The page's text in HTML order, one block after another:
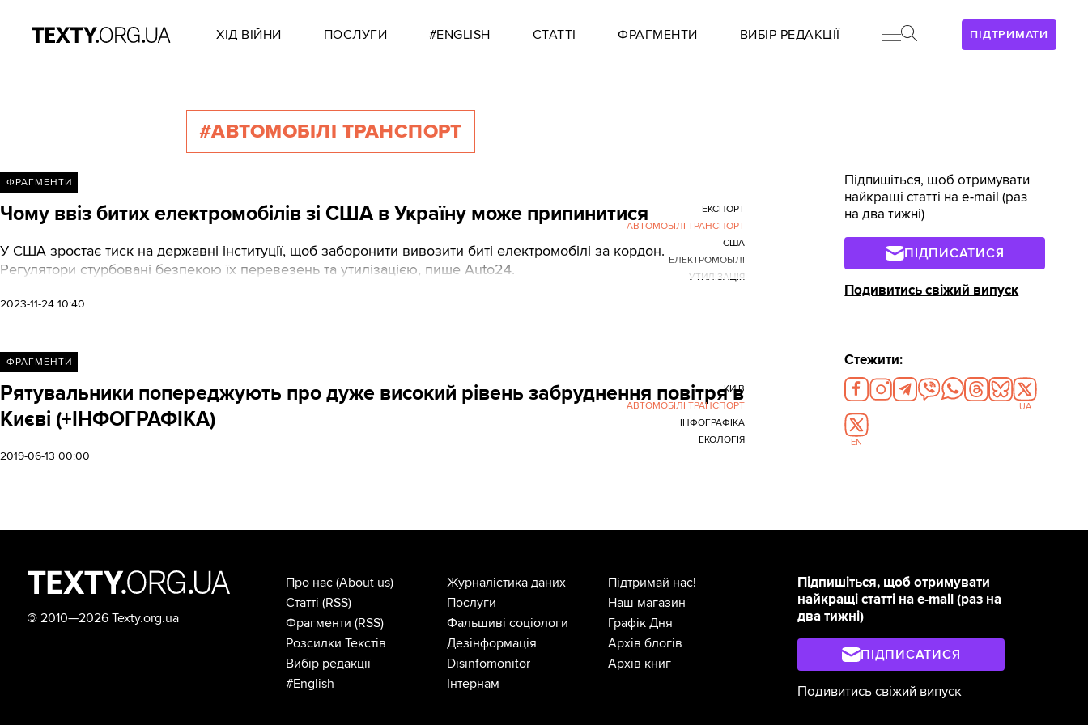
ПІДТРИМАТИ
ХІД ВІЙНИ ПОСЛУГИ #ENGLISH СТАТТІ ФРАГМЕНТИ ВИБІР РЕДАКЦІЇ
#АВТОМОБІЛІ ТРАНСПОРТ
ФРАГМЕНТИ
Чому ввіз битих електромобілів зі США в Україну може припинитися
У США зростає тиск на державні інституції, щоб заборонити вивозити биті електромобілі за кордон.
Регулятори стурбовані безпекою їх перевезень та утилізацією, пише Auto24.
2023-11-24 10:40
ЕКСПОРТ
АВТОМОБІЛІ ТРАНСПОРТ
США
ЕЛЕКТРОМОБІЛІ
УТИЛІЗАЦІЯ
ФРАГМЕНТИ
Рятувальники попереджують про дуже високий рівень забруднення повітря в
Києві (+ІНФОГРАФІКА)
2019-06-13 00:00
КИЇВ
АВТОМОБІЛІ ТРАНСПОРТ
ІНФОГРАФІКА
ЕКОЛОГІЯ
Підпишіться, щоб отримувати
найкращі статті на e-mail (раз
на два тижні)
ПІДПИСАТИСЯ
Подивитись свіжий випуск
Стежити:
UA
EN
© 2010—2026 Texty.org.ua
Підпишіться, щоб отримувати
найкращі статті на e-mail (раз на
два тижні)
ПІДПИСАТИСЯ
Подивитись свіжий випуск
Про нас (About us)
Статті (RSS)
Фрагменти (RSS)
Розсилки Текстів
Вибір редакції
#English
Журналістика даних
Послуги
Фальшиві соціологи
Дезінформація
Disinfomonitor
Інтернам
Підтримай нас!
Наш магазин
Графік Дня
Архів блогів
Архів книг